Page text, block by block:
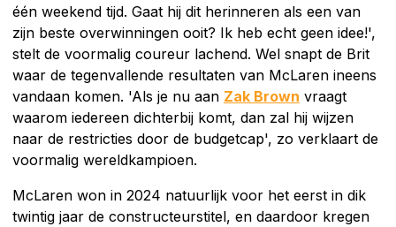
één weekend tijd. Gaat hij dit herinneren als een van
zijn beste overwinningen ooit? Ik heb echt geen idee!',
stelt de voormalig coureur lachend. Wel snapt de Brit
waar de tegenvallende resultaten van McLaren ineens
vandaan komen. 'Als je nu aan Zak Brown vraagt
waarom iedereen dichterbij komt, dan zal hij wijzen
naar de restricties door de budgetcap', zo verklaart de
voormalig wereldkampioen.
McLaren won in 2024 natuurlijk voor het eerst in dik
twintig jaar de constructeurstitel, en daardoor kregen